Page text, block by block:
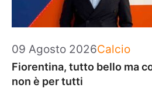
09 Agosto 2026Categorie
Calcio
Fiorentina, tutto bello ma
non è per tutti